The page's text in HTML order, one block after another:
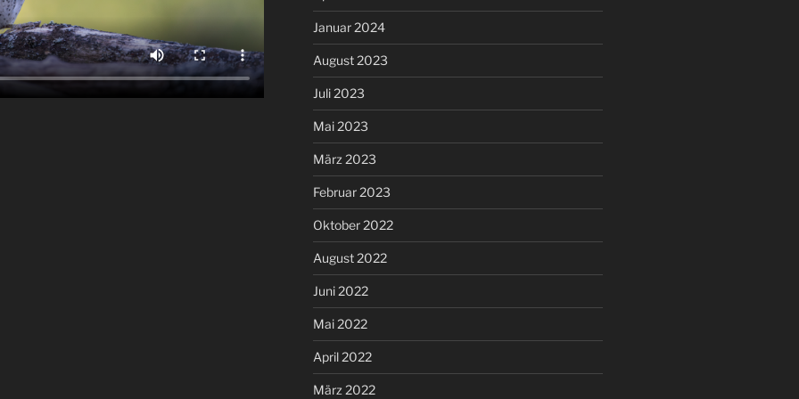
Januar 2024
August 2023
Juli 2023
Mai 2023
März 2023
Februar 2023
Oktober 2022
August 2022
Juni 2022
Mai 2022
April 2022
März 2022